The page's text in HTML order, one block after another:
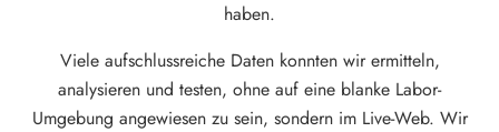
haben.
Viele aufschlussreiche Daten konnten wir ermitteln,
analysieren und testen, ohne auf eine blanke Labor-
Umgebung angewiesen zu sein, sondern im Live-Web. Wir